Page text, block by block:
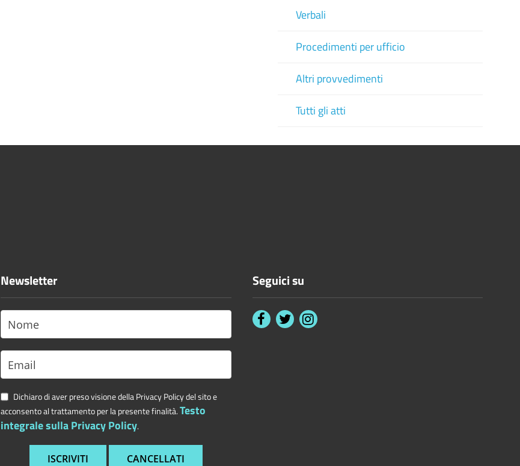
Verbali
Procedimenti per ufficio
Altri provvedimenti
Tutti gli atti
Newsletter
Dichiaro di aver preso visione della Privacy Policy del sito e
acconsento al trattamento per la presente finalità.Testo
integrale sulla Privacy Policy.
Seguici su